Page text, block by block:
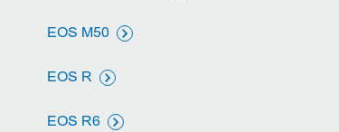
EOS M50 
EOS R 
EOS R6 